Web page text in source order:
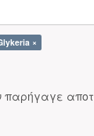
×
παρήγαγε